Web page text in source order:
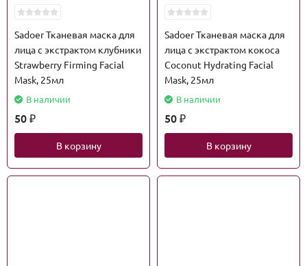
Sadoer Тканевая маска для
лица с экстрактом клубники
Strawberry Firming Facial
Mask, 25мл
В наличии
50 ₽
В корзину
Sadoer Тканевая маска для
лица с экстрактом кокоса
Coconut Hydrating Facial
Mask, 25мл
В наличии
50 ₽
В корзину